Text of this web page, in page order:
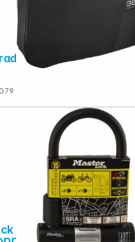
Security U Lock Bügelschloss